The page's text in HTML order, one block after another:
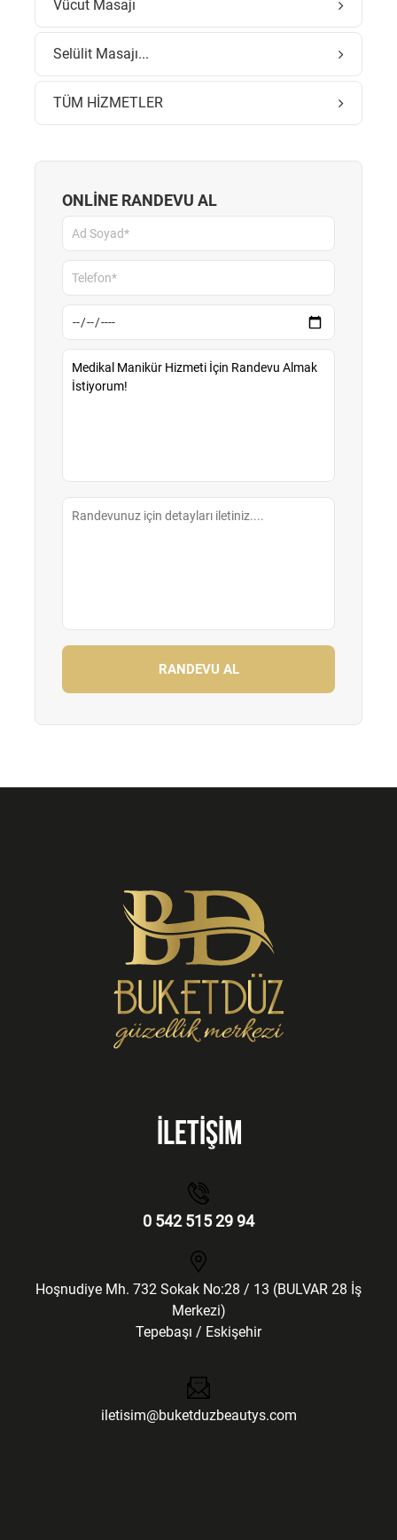
Vücut Masajı
Selülit Masajı...
TÜM HİZMETLER
ONLİNE RANDEVU AL
RANDEVU AL
İLETİŞİM
0 542 515 29 94
Hoşnudiye Mh. 732 Sokak No:28 / 13 (BULVAR 28 İş
Merkezi)
Tepebaşı / Eskişehir
iletisim@buketduzbeautys.com